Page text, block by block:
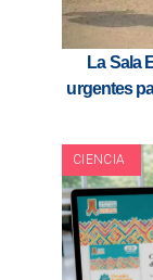
La Sala
urgentes
CIENCIA